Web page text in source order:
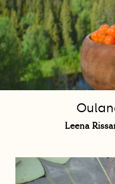
Leena